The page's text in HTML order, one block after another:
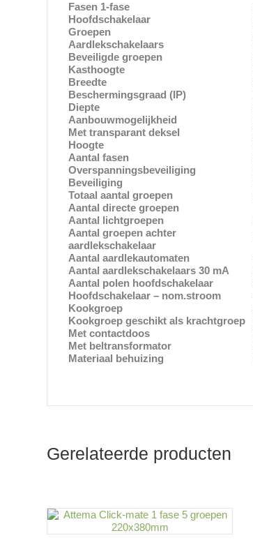
Fasen 1-fase
Hoofdschakelaar
Groepen
Aardlekschakelaars
Beveiligde groepen
Kasthoogte
Breedte
Beschermingsgraad (IP)
Diepte
Aanbouwmogelijkheid
Met transparant deksel
Hoogte
Aantal fasen
Overspanningsbeveiliging
Beveiliging
Totaal aantal groepen
Aantal directe groepen
Aantal lichtgroepen
Aantal groepen achter
aardlekschakelaar
Aantal aardlekautomaten
Aantal aardlekschakelaars 30 mA
Aantal polen hoofdschakelaar
Hoofdschakelaar – nom.stroom
Kookgroep
Kookgroep geschikt als krachtgroep
Met contactdoos
Met beltransformator
Materiaal behuizing
Gerelateerde producten